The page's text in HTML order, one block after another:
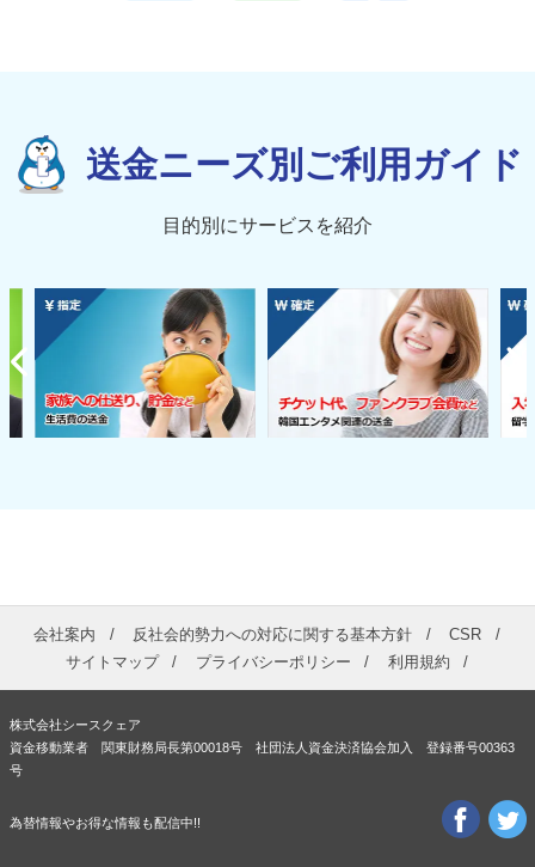
送金ニーズ別ご利用ガイド
目的別にサービスを紹介
会社案内 反社会的勢力への対応に関する基本方針
CSR
サイトマップ
プライバシーポリシー 利用規約
株式会社シースクェア
資金移動業者 関東財務局長第00018号 社団法人資金決済協会加入 登録番号00363
号
為替情報やお得な情報も配信中!!